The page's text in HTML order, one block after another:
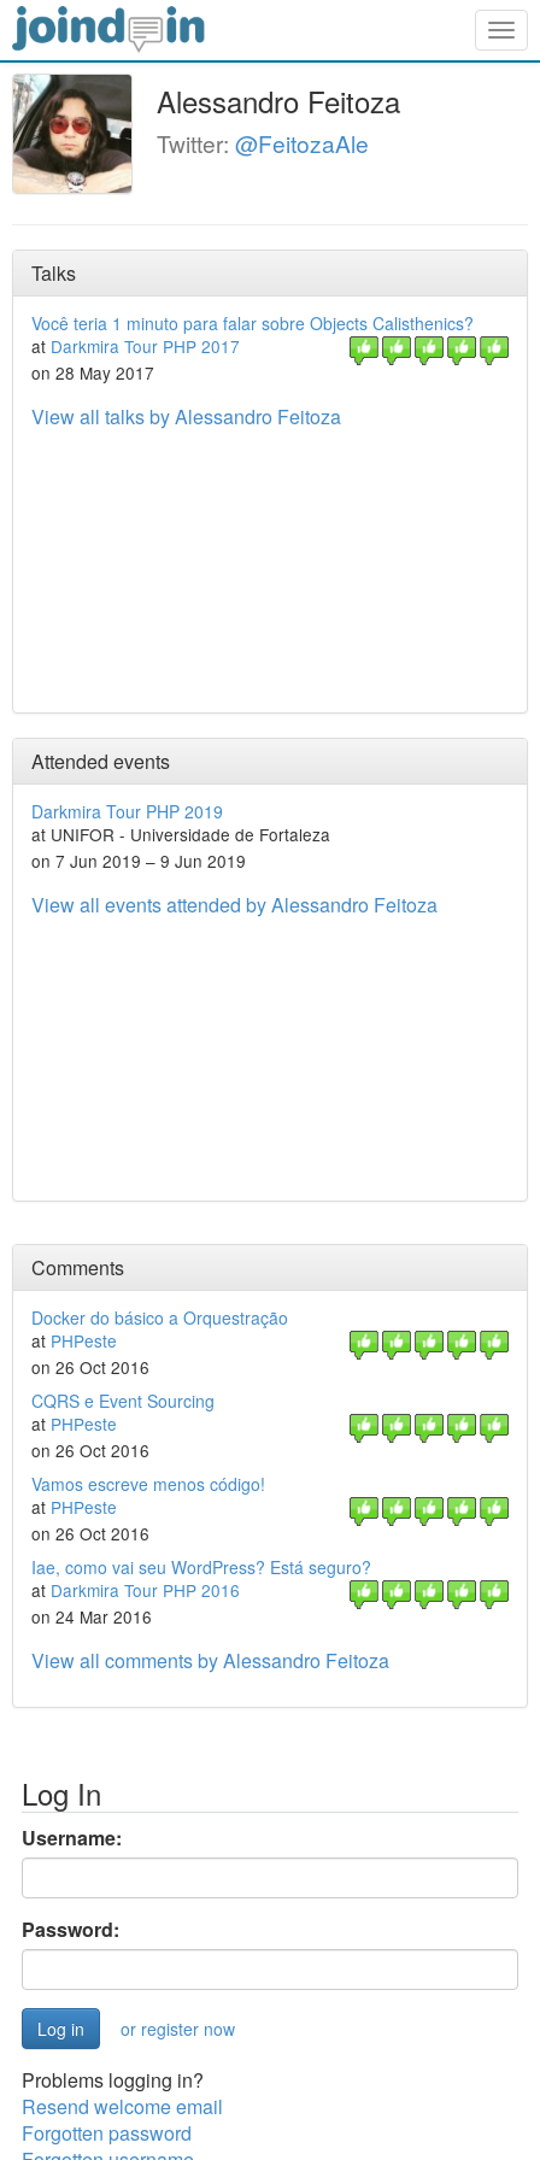
Alessandro Feitoza
Twitter: @FeitozaAle
Talks
Você teria 1 minuto para falar sobre Objects Calisthenics?
at Darkmira Tour PHP 2017
on 28 May 2017
View all talks by Alessandro Feitoza
Attended events
Darkmira Tour PHP 2019
at UNIFOR - Universidade de Fortaleza
on 7 Jun 2019 – 9 Jun 2019
View all events attended by Alessandro Feitoza
Comments
Docker do básico a Orquestração
at PHPeste
on 26 Oct 2016
CQRS e Event Sourcing
at PHPeste
on 26 Oct 2016
Vamos escreve menos código!
at PHPeste
on 26 Oct 2016
Iae, como vai seu WordPress? Está seguro?
at Darkmira Tour PHP 2016
on 24 Mar 2016
View all comments by Alessandro Feitoza
Log In
Username:
Password:
or register now
Problems logging in?
Resend welcome email
Forgotten password